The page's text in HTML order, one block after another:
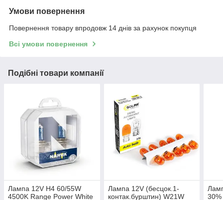
Умови повернення
Повернення товару впродовж 14 днів за рахунок покупця
Всі умови повернення
Подібні товари компанії
Лампа 12V H4 60/55W
4500K Range Power White
Лампа 12V (бесцок.1-
контак.бурштин) W21W